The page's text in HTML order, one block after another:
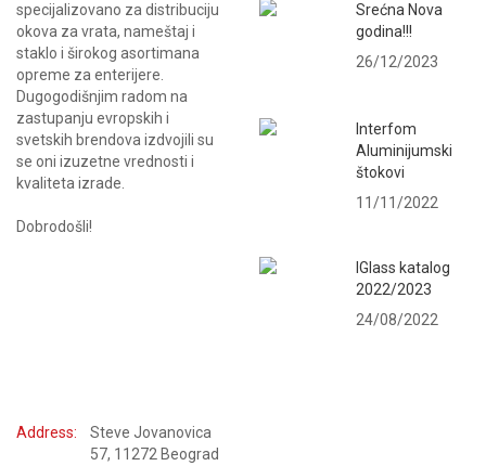
specijalizovano za distribuciju
okova za vrata, nameštaj i
staklo i širokog asortimana
opreme za enterijere.
Dugogodišnjim radom na
zastupanju evropskih i
svetskih brendova izdvojili su
se oni izuzetne vrednosti i
kvaliteta izrade.
Dobrodošli!
Srećna Nova
godina!!!
26/12/2023
Interfom
Aluminijumski
štokovi
11/11/2022
IGlass katalog
2022/2023
24/08/2022
Address:
Steve Jovanovica
57, 11272 Beograd